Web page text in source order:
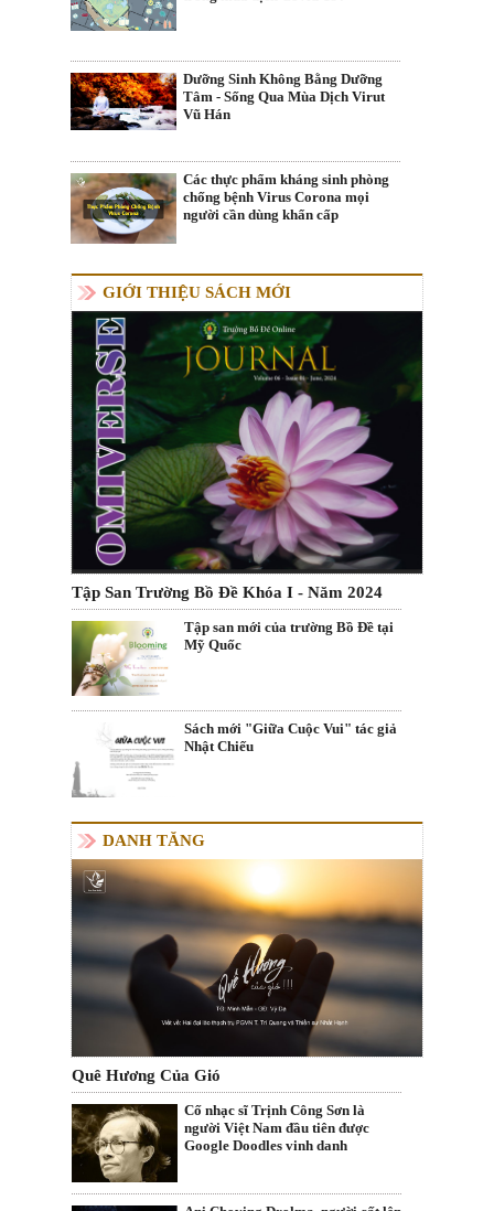
Dưỡng Sinh Không Bằng Dưỡng
Tâm - Sống Qua Mùa Dịch Virut
Vũ Hán
Các thực phẩm kháng sinh phòng
chống bệnh Virus Corona mọi
người cần dùng khẩn cấp
GIỚI THIỆU SÁCH MỚI
Tập San Trường Bồ Đề Khóa I - Năm 2024
Tập san mới của trường Bồ Đề tại
Mỹ Quốc
Sách mới "Giữa Cuộc Vui" tác giả
Nhật Chiếu
DANH TĂNG
Quê Hương Của Gió
Cố nhạc sĩ Trịnh Công Sơn là
người Việt Nam đầu tiên được
Google Doodles vinh danh